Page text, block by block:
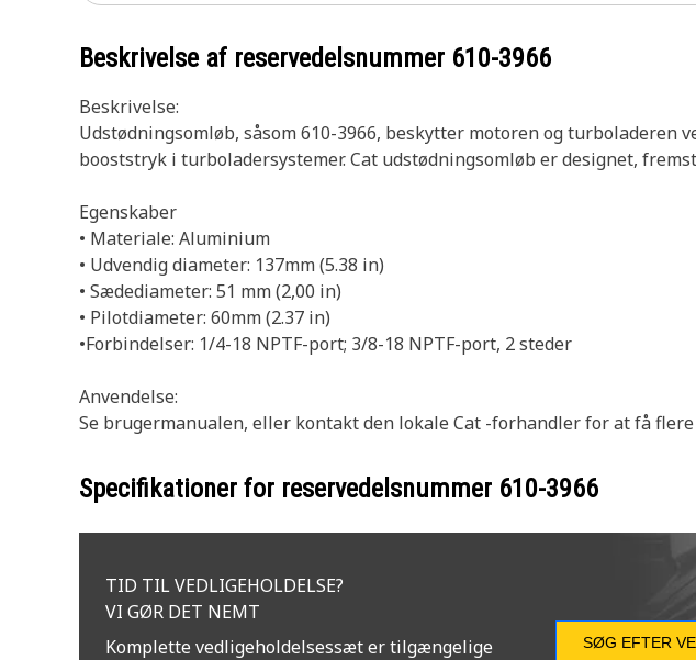
Beskrivelse af reservedelsnummer 610-3966
Beskrivelse:
Udstødningsomløb, såsom 610-3966, beskytter motoren og
booststryk i turboladersystemer. Cat udstødningsomløb er designet,
Egenskaber
• Materiale: Aluminium
• Udvendig diameter: 137mm (5.38 in)
• Sædediameter: 51 mm (2,00 in)
• Pilotdiameter: 60mm (2.37 in)
•Forbindelser: 1/4-18 NPTF-port; 3/8-18 NPTF-port, 2 steder
Anvendelse:
Se brugermanualen, eller kontakt den lokale Cat -forhandler for at få
Specifikationer for reservedelsnummer 610-3966
TID TIL VEDLIGEHOLDELSE?
VI GØR DET NEMT
Komplette vedligeholdelsessæt er tilgængelige
SØG EFTER